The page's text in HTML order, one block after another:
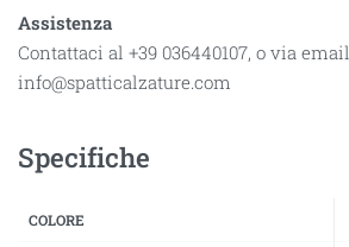
Assistenza
Contattaci al +39 036440107, o via email
info@spatticalzature.com
Specifiche
COLORE